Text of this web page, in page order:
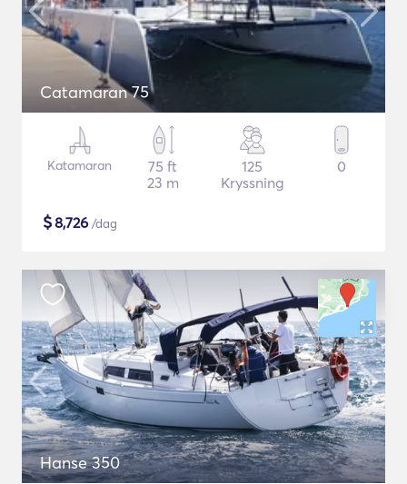
Catamaran 75
Katamaran
75 ft
23 m
125
Kryssning
0
$8,726 /dag
Hanse 350